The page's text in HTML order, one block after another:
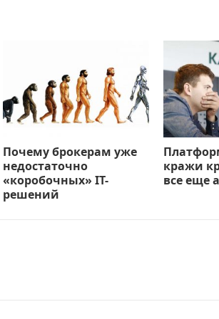
Почему брокерам уже
недостаточно
«коробочных» IT-
решений
кражи
все еще